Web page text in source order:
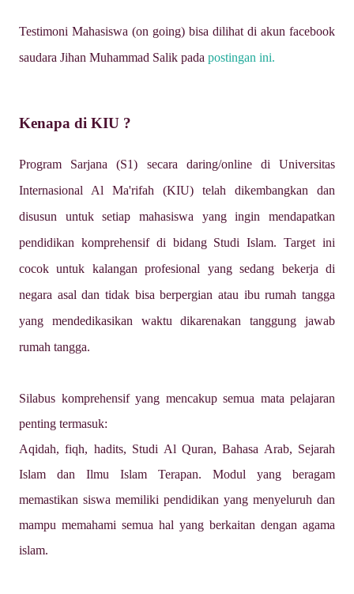
Testimoni Mahasiswa (on going) bisa dilihat di akun facebook
saudara Jihan Muhammad Salik pada postingan ini.
Kenapa di KIU ?
Program Sarjana (S1) secara daring/online di Universitas
Internasional Al Ma'rifah (KIU) telah dikembangkan dan
disusun untuk setiap mahasiswa yang ingin mendapatkan
pendidikan komprehensif di bidang Studi Islam. Target ini
cocok untuk kalangan profesional yang sedang bekerja di
negara asal dan tidak bisa berpergian atau ibu rumah tangga
yang mendedikasikan waktu dikarenakan tanggung jawab
rumah tangga.
Silabus komprehensif yang mencakup semua mata pelajaran
penting termasuk:
Aqidah, fiqh, hadits, Studi Al Quran, Bahasa Arab, Sejarah
Islam dan Ilmu Islam Terapan. Modul yang beragam
memastikan siswa memiliki pendidikan yang menyeluruh dan
mampu memahami semua hal yang berkaitan dengan agama
islam.